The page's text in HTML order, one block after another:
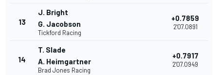
13
J. Bright
G. Jacobson
Tickford Racing
+0.7859
2'07.0891
14
T. Slade
A. Heimgartner
Brad Jones Racing
+0.7917
2'07.0949